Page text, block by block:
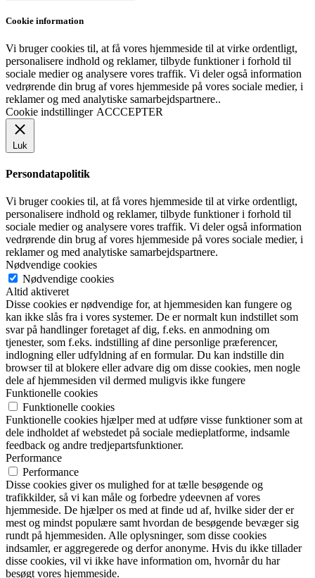
Cookie information
Vi bruger cookies til, at få vores hjemmeside til at virke ordentligt,
personalisere indhold og reklamer, tilbyde funktioner i forhold til
sociale medier og analysere vores traffik. Vi deler også information
vedrørende din brug af vores hjemmeside på vores sociale medier, i
reklamer og med analytiske samarbejdspartnere..
Cookie indstillinger ACCCEPTER
Luk
Persondatapolitik
Vi bruger cookies til, at få vores hjemmeside til at virke ordentligt,
personalisere indhold og reklamer, tilbyde funktioner i forhold til
sociale medier og analysere vores traffik. Vi deler også information
vedrørende din brug af vores hjemmeside på vores sociale medier, i
reklamer og med analytiske samarbejdspartnere.
Nødvendige cookies
Nødvendige cookies
Altid aktiveret
Disse cookies er nødvendige for, at hjemmesiden kan fungere og
kan ikke slås fra i vores systemer. De er normalt kun indstillet som
svar på handlinger foretaget af dig, f.eks. en anmodning om
tjenester, som f.eks. indstilling af dine personlige præferencer,
indlogning eller udfyldning af en formular. Du kan indstille din
browser til at blokere eller advare dig om disse cookies, men nogle
dele af hjemmesiden vil dermed muligvis ikke fungere
Funktionelle cookies
Funktionelle cookies
Funktionelle cookies hjælper med at udføre visse funktioner som at
dele indholdet af webstedet på sociale medieplatforme, indsamle
feedback og andre tredjepartsfunktioner.
Performance
Performance
Disse cookies giver os mulighed for at tælle besøgende og
trafikkilder, så vi kan måle og forbedre ydeevnen af vores
hjemmeside. De hjælper os med at finde ud af, hvilke sider der er
mest og mindst populære samt hvordan de besøgende bevæger sig
rundt på hjemmesiden. Alle oplysninger, som disse cookies
indsamler, er aggregerede og derfor anonyme. Hvis du ikke tillader
disse cookies, vil vi ikke have information om, hvornår du har
besøgt vores hjemmeside.